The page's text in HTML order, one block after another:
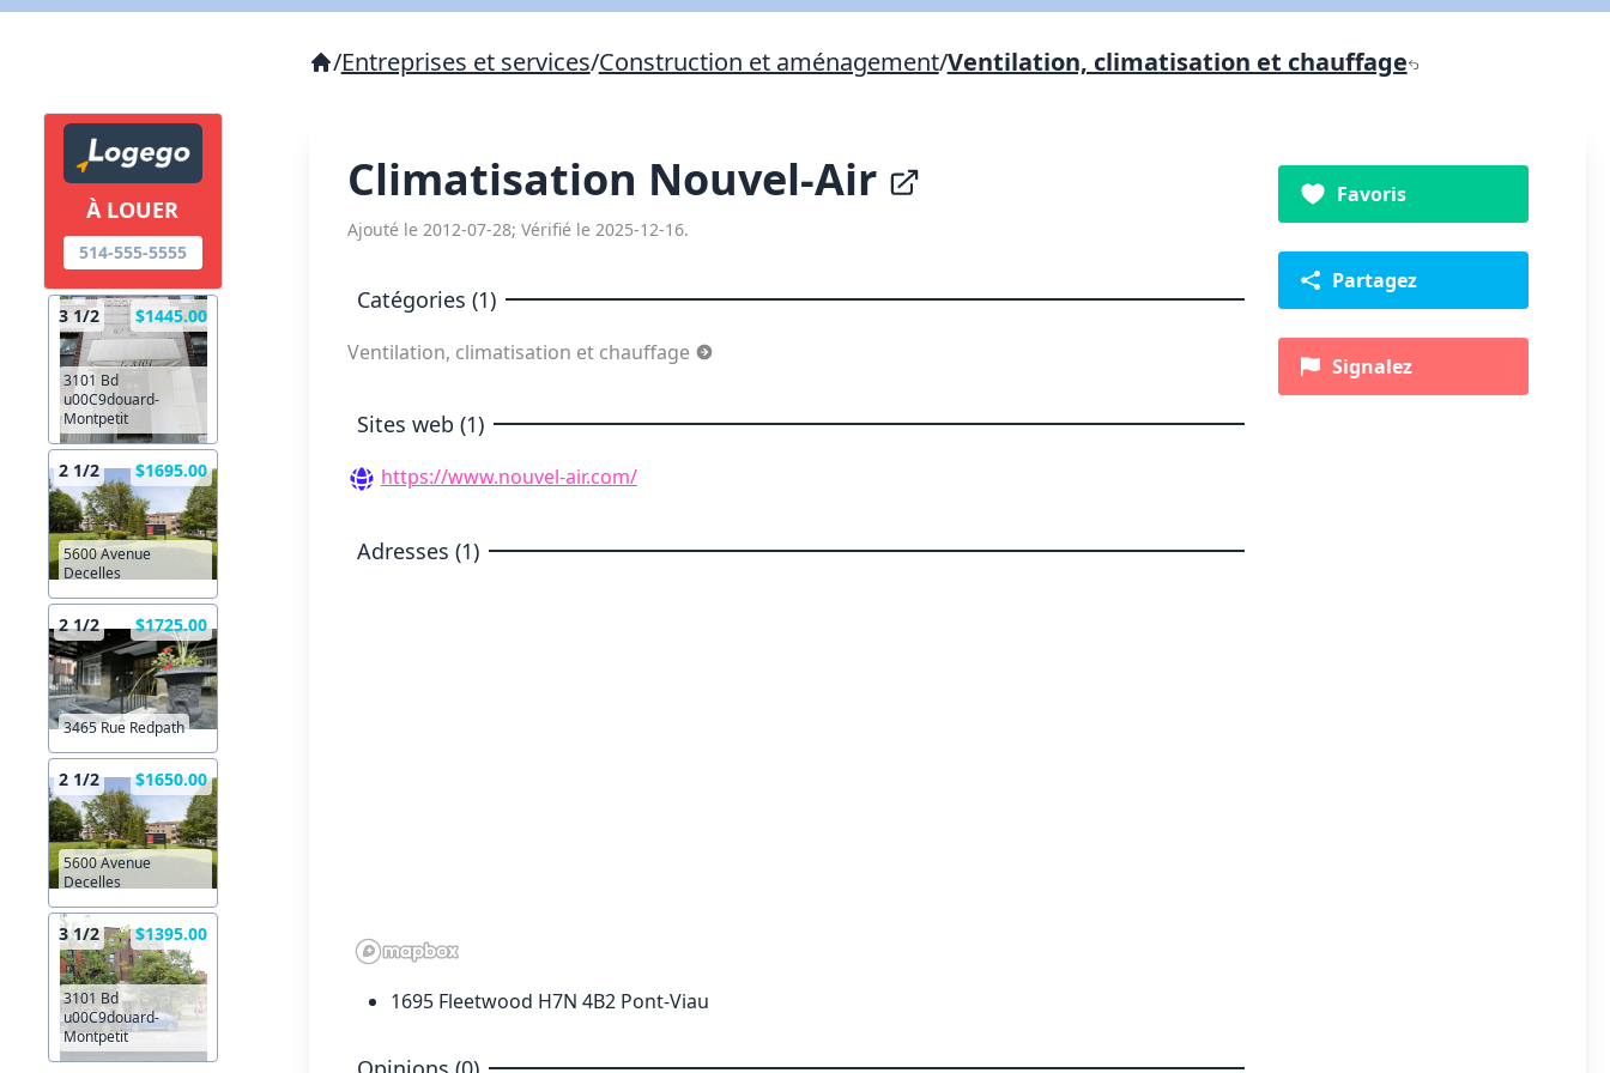
À LOUER
514-555-5555
3 1/2 $1445.00
3101 Bd
u00C9douard-
Montpetit
2 1/2 $1695.00
5600 Avenue
Decelles
2 1/2 $1725.00
3465 Rue Redpath
2 1/2 $1650.00
5600 Avenue
Decelles
3 1/2 $1395.00
3101 Bd
u00C9douard-
Montpetit
/Entreprises et services/Construction et aménagement/Ventilation, climatisation et chauffage
Climatisation Nouvel-Air
Ajouté le 2012-07-28; Vérifié le 2025-12-16.
Catégories (1)
Ventilation, climatisation et chauffage
Sites web (1)
https://www.nouvel-air.com/
Adresses (1)
1695 Fleetwood H7N 4B2 Pont-Viau
Favoris
Partagez
Signalez
X Fermer Envoyez
Copier lien
X Fermer